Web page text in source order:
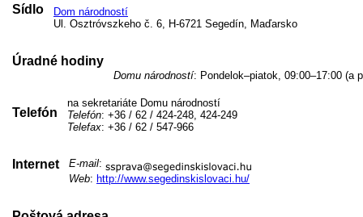
Sídlo
Dom národností
Ul. Osztróvszkeho č. 6, H-6721 Segedín, Maďarsko
Úradné hodiny
Domu národností: Pondelok–piatok, 09:00–17:00 (a
Telefón
na sekretariáte Domu národností
Telefón: +36 / 62 / 424-248, 424-249
Telefax: +36 / 62 / 547-966
Internet E-mail:
Web: http://www.segedinskislovaci.hu/